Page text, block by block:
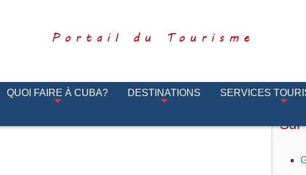
Portail du Tourisme
QUOI FAIRE À CUBA? DESTINATIONS SERVICES
Sur